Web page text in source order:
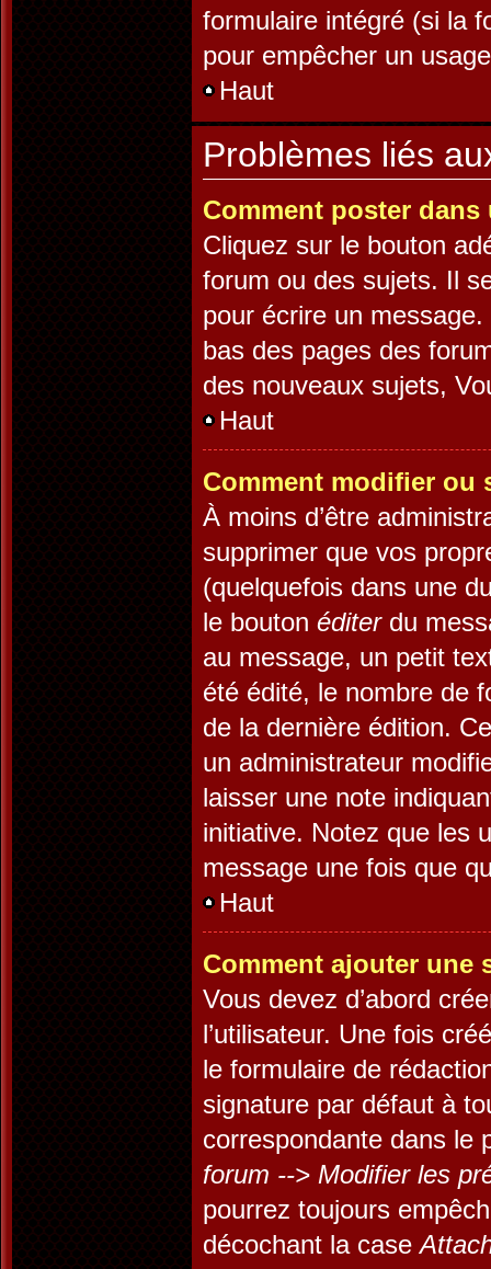
formulaire intégré (si la
pour empêcher un
Haut
Problèmes liés
Comment poster
Cliquez sur le bouton
forum ou des sujets. Il
pour écrire un
bas des pages des
des nouveaux sujets,
Haut
Comment modifier ou
À moins d’être
supprimer que vos
(quelquefois dans une
le bouton éditerdu
au message, un petit
été édité, le nombre de
de la dernière édition.
un administrateur
laisser une note
initiative. Notez que les
message une fois que
Haut
Comment ajouter une
Vous devez d’abord
l’utilisateur. Une fois
le formulaire de
signature par défaut à
correspondante dans le
forum --> Modifier les
pourrez toujours
décochant la case